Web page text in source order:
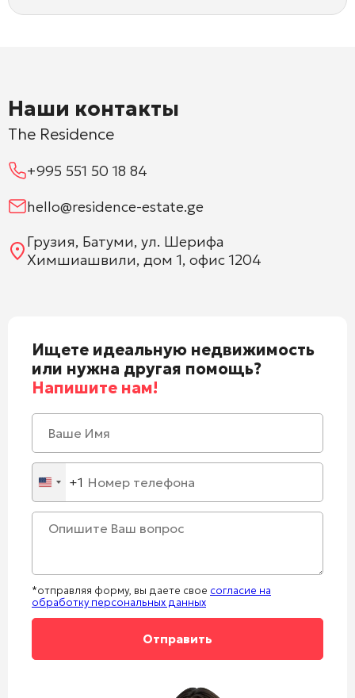
Наши контакты
The Residence
+995 551 50 18 84
hello@residence-estate.ge
Грузия, Батуми, ул. Шерифа
Химшиашвили, дом 1, офис 1204
Ищете идеальную недвижимость
или нужна другая помощь?
Напишите нам!
United
States
+1
+1
*отправляя форму, вы даете свое согласие на
обработку персональных данных